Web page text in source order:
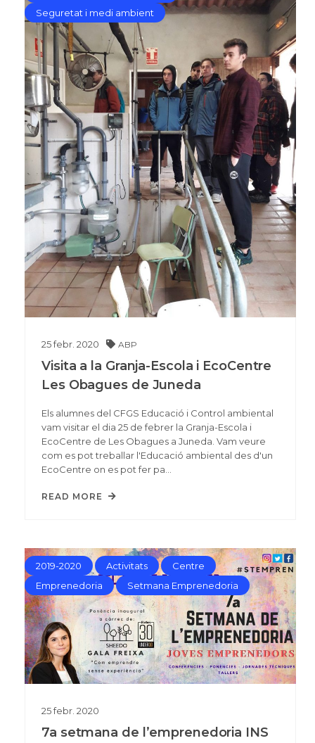
Seguretat i medi ambient
25febr. 2020 ABP
Visita a la Granja-Escola i EcoCentre
Les Obagues de Juneda
Els alumnes del CFGS Educació i Control ambiental
vam visitar el dia 25 de febrer la Granja-Escola i
EcoCentre de Les Obagues a Juneda. Vam veure
com es pot treballar l'Educació ambiental des d'un
EcoCentre on es pot fer pa…
READ MORE
2019-2020 Activitats
Centre
Emprenedoria
Setmana Emprenedoria
25febr. 2020
7a setmana de l’emprenedoria INS